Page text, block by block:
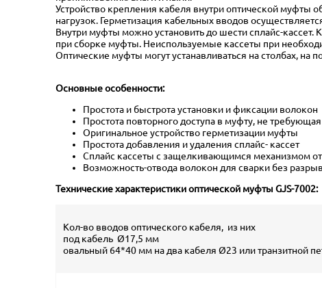
Устройство крепления кабеля внутри оптической муфты
нагрузок. Герметизация кабельных вводов
Внутри муфты можно установить до шести сплайс-
при сборке муфты. Неиспользуемые кассеты при
Оптические муфты могут устанавливаться на столбах, на
Основные особенности:
Простота и быстрота установки и фиксации волокон
Простота повторного доступа в муфту, не
Оригинальное устройство герметизации муфты
Простота добавления и удаления сплайс- кассет
Сплайс кассеты с защелкивающимся механизмом
Возможность-отвода волокон для сварки без
Технические характеристики оптической муфты GJS-7002:
Кол-во вводов оптического кабеля, из них
под кабель Ø17,5 мм
овальный 64*40 мм на два кабеля Ø23 или транзитной